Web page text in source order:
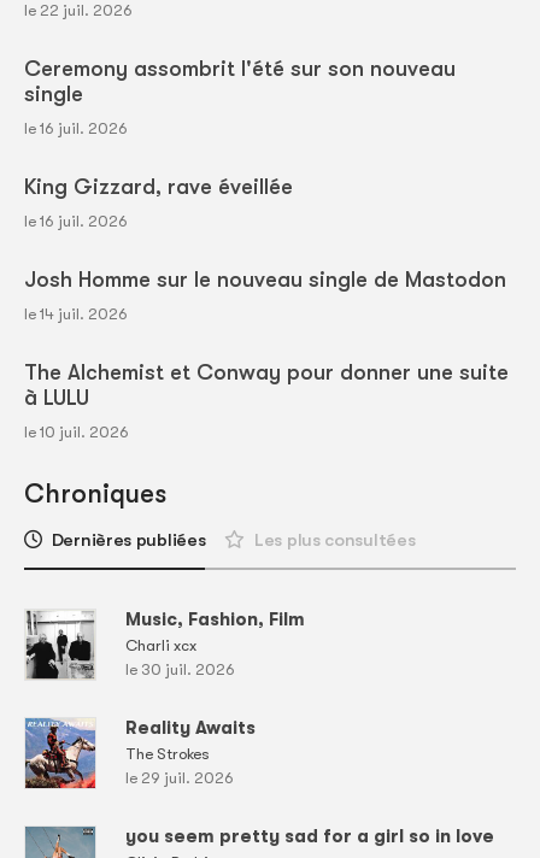
le 22 juil. 2026
Ceremony assombrit l'été sur son nouveau
single
le 16 juil. 2026
King Gizzard, rave éveillée
le 16 juil. 2026
Josh Homme sur le nouveau single de Mastodon
le 14 juil. 2026
The Alchemist et Conway pour donner une suite
à LULU
le 10 juil. 2026
Chroniques
Dernières publiées Les plus consultées
Music, Fashion, Film
Charli xcx
le 30 juil. 2026
Reality Awaits
The Strokes
le 29 juil. 2026
you seem pretty sad for a girl so in love